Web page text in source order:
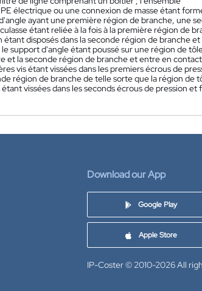
électrique ou une connexion de masse étant
ayant une première région de branche, une
étant reliée à la fois à la première région de
disposés dans la seconde région de branche et
support d'angle étant poussé sur une région de
la seconde région de branche et entre en
vis étant vissées dans les premiers écrous de
région de branche de telle sorte que la région de
vissées dans les seconds écrous de pression et
Download our App
Google Play
Apple Store
IP-Coster © 2010-2026All